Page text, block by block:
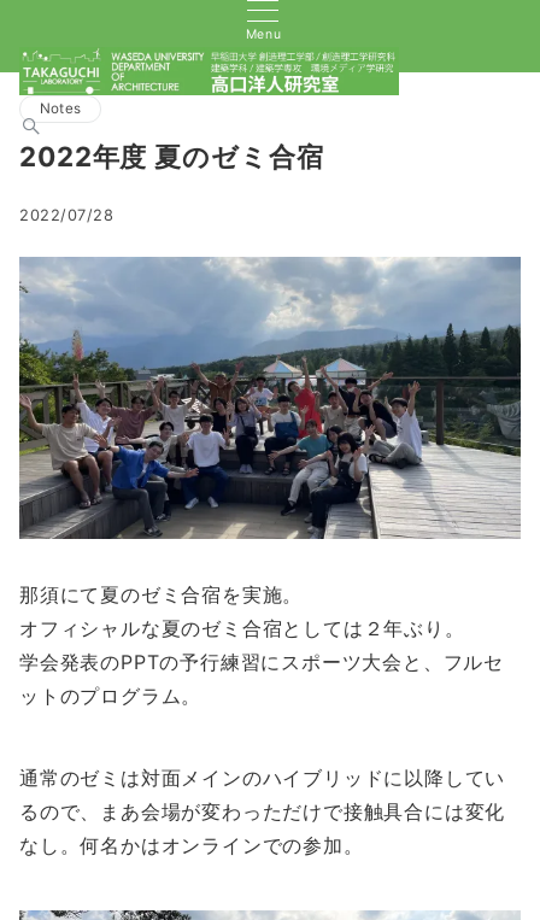
Menu
Notes
2022年度 夏のゼミ合宿
2022/07/28
那須にて夏のゼミ合宿を実施。
オフィシャルな夏のゼミ合宿としては２年ぶり。
学会発表のPPTの予行練習にスポーツ大会と、フルセ
ットのプログラム。
通常のゼミは対面メインのハイブリッドに以降してい
るので、まあ会場が変わっただけで接触具合には変化
なし。何名かはオンラインでの参加。